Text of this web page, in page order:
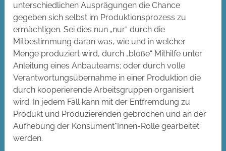
unterschiedlichen Ausprägungen die Chance
gegeben sich selbst im Produktionsprozess zu
ermächtigen. Sei dies nun „nur“ durch die
Mitbestimmung daran was, wie und in welcher
Menge produziert wird, durch „bloße“ Mithilfe unter
Anleitung eines Anbauteams; oder durch volle
Verantwortungsübernahme in einer Produktion die
durch kooperierende Arbeitsgruppen organisiert
wird. In jedem Fall kann mit der Entfremdung zu
Produkt und Produzierenden gebrochen und an der
Aufhebung der Konsument*Innen-Rolle gearbeitet
werden.